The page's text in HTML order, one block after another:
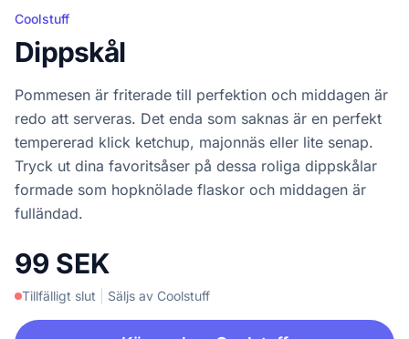
Coolstuff
Dippskål
Pommesen är friterade till perfektion och middagen är
redo att serveras. Det enda som saknas är en perfekt
tempererad klick ketchup, majonnäs eller lite senap.
Tryck ut dina favoritsåser på dessa roliga dippskålar
formade som hopknölade flaskor och middagen är
fulländad.
99 SEK
Tillfälligt slut Säljs av Coolstuff